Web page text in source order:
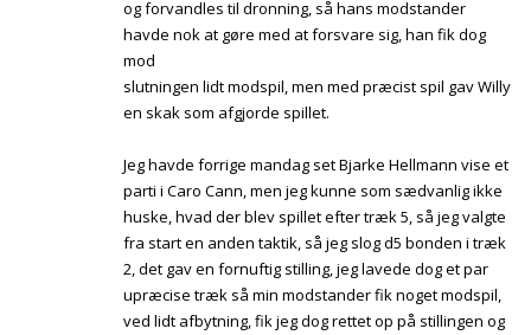
og forvandles til dronning, så hans modstander
havde nok at gøre med at forsvare sig, han fik dog
mod
slutningen lidt modspil, men med præcist spil gav Willy
en skak som afgjorde spillet.
Jeg havde forrige mandag set Bjarke Hellmann vise et
parti i Caro Cann, men jeg kunne som sædvanlig ikke
huske, hvad der blev spillet efter træk 5, så jeg valgte
fra start en anden taktik, så jeg slog d5 bonden i træk
2, det gav en fornuftig stilling, jeg lavede dog et par
upræcise træk så min modstander fik noget modspil,
ved lidt afbytning, fik jeg dog rettet op på stillingen og